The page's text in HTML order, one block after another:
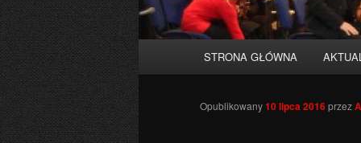
STRONA GŁÓWNA
Opublikowany10 lipca 2016przez